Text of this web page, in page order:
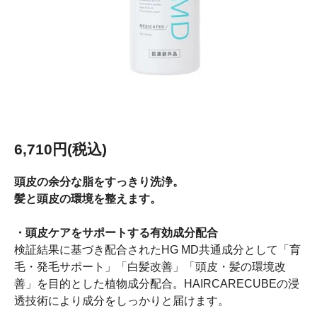
6,710円(税込)
頭皮の余分な脂をすっきり洗浄。
髪と頭皮の環境を整えます。
・頭皮ケアをサポートする有効成分配合
検証結果に基づき配合されたHG MD共通成分として「育
毛・発毛サポート」「白髪改善」「頭皮・髪の環境改
善」を目的とした植物成分配合。HAIRCARECUBEの浸
透技術により成分をしっかりと届けます。